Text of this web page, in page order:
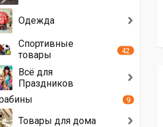
Одежда
Спортивные
товары
42
Всё для
Праздников
9
Товары для дома